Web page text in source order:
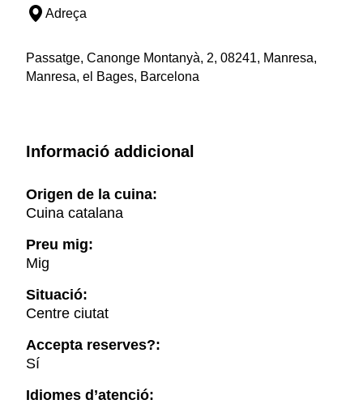
Adreça
Passatge, Canonge Montanyà, 2, 08241, Manresa,
Manresa, el Bages, Barcelona
Informació addicional
Origen de la cuina:
Cuina catalana
Preu mig:
Mig
Situació:
Centre ciutat
Accepta reserves?:
Sí
Idiomes d’atenció: